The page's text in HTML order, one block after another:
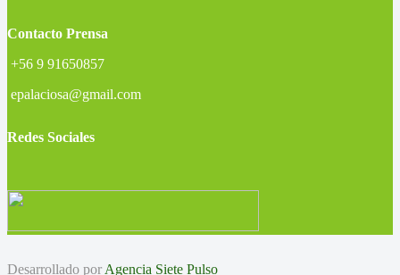
Contacto Prensa
+56 9 91650857
epalaciosa@gmail.com
Redes Sociales
Desarrollado por Agencia Siete Pulso